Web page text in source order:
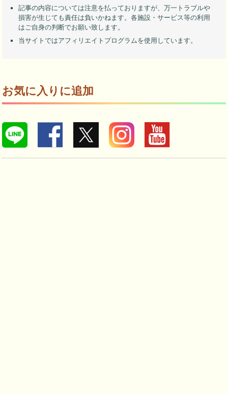
記事の内容については注意を払っておりますが、万一トラブルや
損害が生じても責任は負いかねます。各施設・サービス等の利用
はご自身の判断でお願い致します。
当サイトではアフィリエイトプログラムを使用しています。
お気に入りに追加